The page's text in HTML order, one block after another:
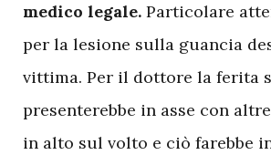
medico legale. Particolare
per la lesione sulla guancia
vittima. Per il dottore la ferita
presenterebbe in asse con
in alto sul volto e ciò farebbe